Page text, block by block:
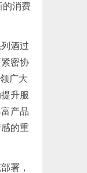
的消费
酒过
密协
广大
升服
产品
的重
署，